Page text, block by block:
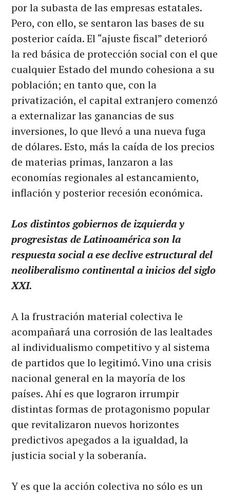
por la subasta de las empresas estatales.
Pero, con ello, se sentaron las bases de su
posterior caída. El “ajuste fiscal” deterioró
la red básica de protección social con el que
cualquier Estado del mundo cohesiona a su
población; en tanto que, con la
privatización, el capital extranjero comenzó
a externalizar las ganancias de sus
inversiones, lo que llevó a una nueva fuga
de dólares. Esto, más la caída de los precios
de materias primas, lanzaron a las
economías regionales al estancamiento,
inflación y posterior recesión económica.
Los distintos gobiernos de izquierda y
progresistas de Latinoamérica son la
respuesta social a ese declive estructural del
neoliberalismo continental a inicios del siglo
XXI.
A la frustración material colectiva le
acompañará una corrosión de las lealtades
al individualismo competitivo y al sistema
de partidos que lo legitimó. Vino una crisis
nacional general en la mayoría de los
países. Ahí es que lograron irrumpir
distintas formas de protagonismo popular
que revitalizaron nuevos horizontes
predictivos apegados a la igualdad, la
justicia social y la soberanía.
Y es que la acción colectiva no sólo es un